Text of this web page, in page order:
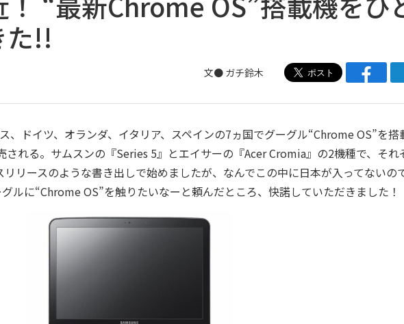
た!!
文● ガチ鈴木
ドイツ、オランダ、イタリア、スペインの7ヵ国でグーグル“Chrome OS”を搭
れる。サムスンの『Series 5』とエイサーの『Acer Cromia』の2機種で、それ
リースのような書き出しで始めましたが、なんでこの中に日本が入ってないの
ルに“Chrome OS”を触りたいなーと頼んだところ、快諾していただきました！